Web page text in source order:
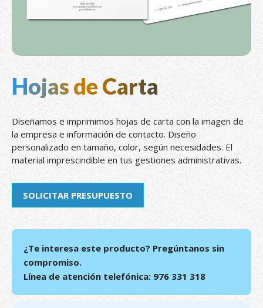
Hojas de Carta
Diseñamos e imprimimos hojas de carta con la imagen de
la empresa e información de contacto. Diseño
personalizado en tamaño, color, según necesidades. El
material imprescindible en tus gestiones administrativas.
SOLICITAR PRESUPUESTO
¿Te interesa este producto? Pregúntanos sin
compromiso.
Línea de atención telefónica: 976 331 318